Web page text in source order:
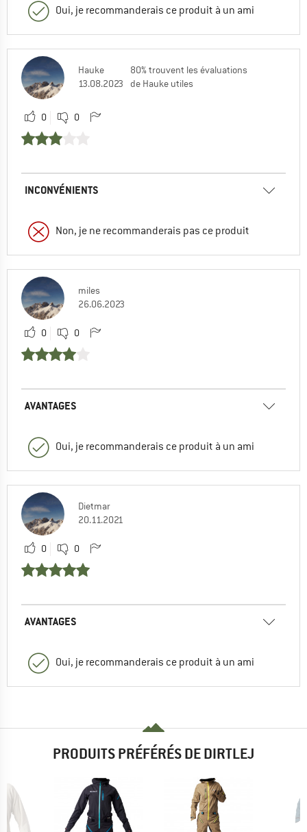
Oui, je recommanderais ce produit à un ami
Hauke
13.08.2023
80% trouvent les évaluations
de Hauke utiles
0 0
INCONVÉNIENTS
Non, je ne recommanderais pas ce produit
miles
26.06.2023
0 0
AVANTAGES
Oui, je recommanderais ce produit à un ami
Dietmar
20.11.2021
0 0
AVANTAGES
Oui, je recommanderais ce produit à un ami
PRODUITS PRÉFÉRÉS DE DIRTLEJ